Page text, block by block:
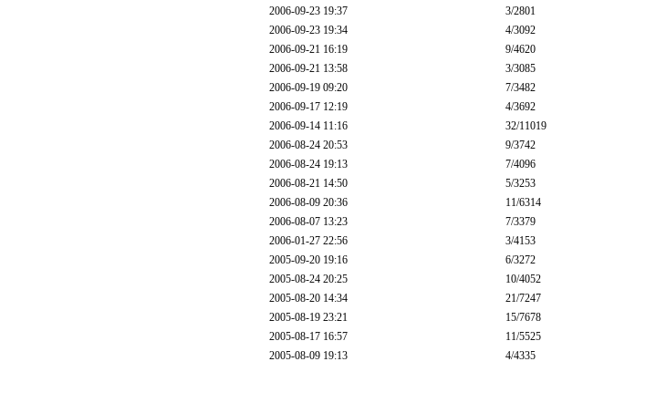
2006-09-23 19:37 3/2801
2006-09-23 19:34 4/3092
2006-09-21 16:19 9/4620
2006-09-21 13:58 3/3085
2006-09-19 09:20 7/3482
2006-09-17 12:19 4/3692
2006-09-14 11:16 32/11019
2006-08-24 20:53 9/3742
2006-08-24 19:13 7/4096
2006-08-21 14:50 5/3253
2006-08-09 20:36 11/6314
2006-08-07 13:23 7/3379
2006-01-27 22:56 3/4153
2005-09-20 19:16 6/3272
2005-08-24 20:25 10/4052
2005-08-20 14:34 21/7247
2005-08-19 23:21 15/7678
2005-08-17 16:57 11/5525
2005-08-09 19:13 4/4335